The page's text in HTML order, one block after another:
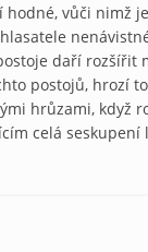
vůči nimž
daří rozšířit
postojů, hrozí
hrůzami, když
celá seskupení